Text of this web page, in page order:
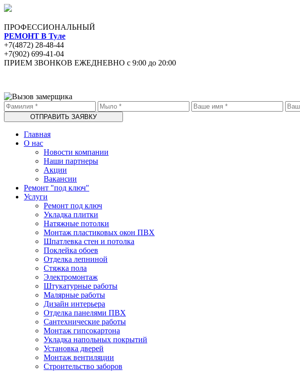
ПРОФЕССИОНАЛЬНЫЙ
РЕМОНТ В Туле
+7(4872) 28-48-44
+7(902) 699-41-04
ПРИЕМ ЗВОНКОВ ЕЖЕДНЕВНО с 9:00 до 20:00
Главная
О нас
Новости компании
Наши партнеры
Акции
Вакансии
Ремонт "под ключ"
Услуги
Ремонт под ключ
Укладка плитки
Натяжные потолки
Монтаж пластиковых окон ПВХ
Шпатлевка стен и потолка
Поклейка обоев
Отделка лепниной
Стяжка пола
Электромонтаж
Штукатурные работы
Малярные работы
Дизайн интерьера
Отделка панелями ПВХ
Сантехнические работы
Монтаж гипсокартона
Укладка напольных покрытий
Установка дверей
Монтаж вентиляции
Строительство заборов